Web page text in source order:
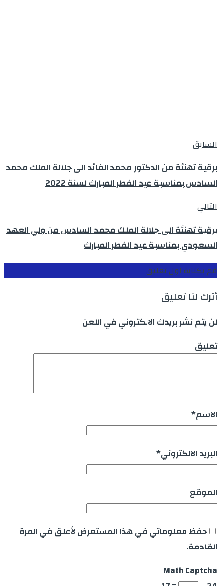
السابق
برقية تهنئة من الدكتور محمد الفائد الى جلالة الملك محمد
السادس بمناسبة عيد الفطر المبارك لسنة 2022
التالي
برقية تهنئة الى جلالة الملك محمد السادس من ولي العهد
السعودي بمناسبة عيد الفطر المبارك
قم بكتابة اول تعليق
أترك لنا تعليق
لن يتم نشر بريدك الالكتروني في اللعن
تعليق
الاسم*
البريد الالكتروني*
الموقع
حفظ معلوماتي في هذا المستعرض لأعلق في المرة
القادمة.
Math Captcha